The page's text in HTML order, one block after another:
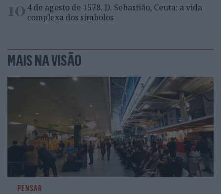
10 4 de agosto de 1578. D. Sebastião, Ceuta: a vida
complexa dos símbolos
MAIS NA VISÃO
PENSAR